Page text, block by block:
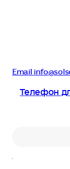
Email
Телефон